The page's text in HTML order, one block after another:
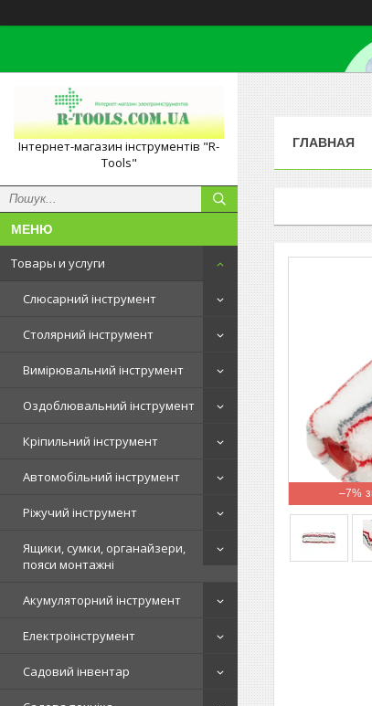
Інтернет-магазин інструментів "R-
Tools"
Товары и услуги
Слюсарний інструмент
Столярний інструмент
Вимірювальний інструмент
Оздоблювальний інструмент
Кріпильний інструмент
Автомобільний інструмент
Ріжучий інструмент
Ящики, сумки, органайзери,
пояси монтажні
Акумуляторний інструмент
Електроінструмент
Садовий інвентар
ГЛАВНАЯ
–7%